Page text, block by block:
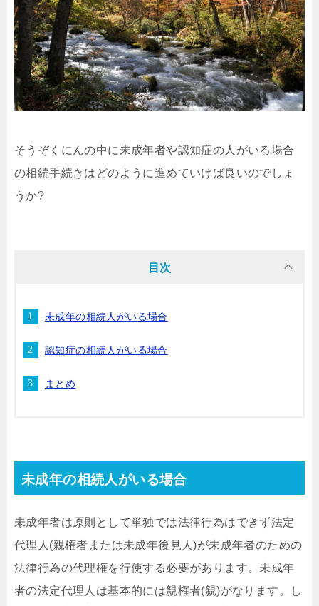
そうぞくにんの中に未成年者や認知症の人がいる場合
の相続手続きはどのように進めていけば良いのでしょ
うか?
目次
未成年の相続人がいる場合
認知症の相続人がいる場合
まとめ
未成年の相続人がいる場合
未成年者は原則として単独では法律行為はできず法定
代理人(親権者または未成年後見人)が未成年者のための
法律行為の代理権を行使する必要があります。未成年
者の法定代理人は基本的には親権者(親)がなります。し